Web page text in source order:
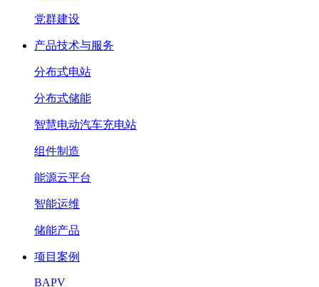
党群建设
产品技术与服务
分布式电站
分布式储能
智慧电动汽车充电站
组件制造
能源云平台
智能运维
储能产品
项目案例
BAPV